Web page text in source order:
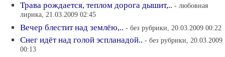
Трава рождается, теплом дорога дышит,.. - любовная
лирика, 21.03.2009 02:45
Вечер блестит над землёю,.. - без рубрики, 20.03.2009 00:22
Снег идёт над голой эспланадой.. - без рубрики, 20.03.2009
00:13